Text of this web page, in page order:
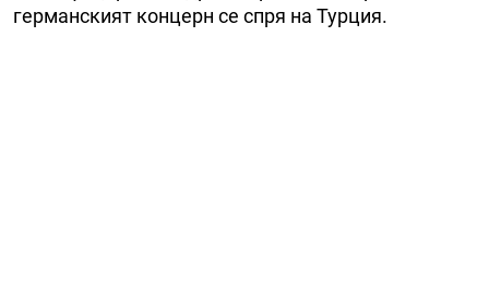
германският концерн се спря на Турция.